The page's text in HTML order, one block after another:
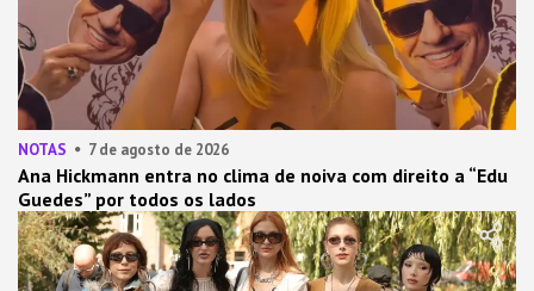
NOTAS 7 de agosto de 2026
Ana Hickmann entra no clima de noiva com direito a “Edu
Guedes” por todos os lados